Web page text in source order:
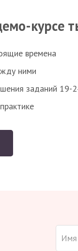
курсе
времена
ними
заданий 19-